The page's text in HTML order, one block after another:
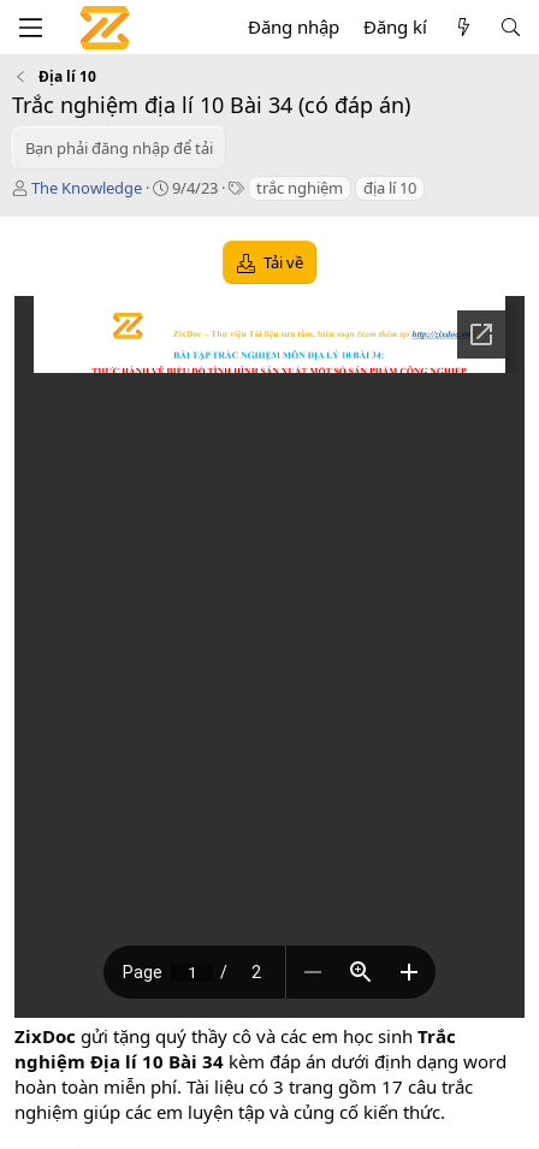
Đăng nhập Đăng kí
Địa lí 10
Trắc nghiệm địa lí 10 Bài 34 (có đáp án)
Bạn phải đăng nhập để tải
T
ả
The Knowledge
C
n
d
9/4/23
T
s
trắc nghiệm địa lí 10
Tải về
ZixDoc gửi tặng quý thầy cô và các em học sinh Trắc
nghiệm Địa lí 10 Bài 34 kèm đáp án dưới định dạng word
hoàn toàn miễn phí. Tài liệu có 3 trang gồm 17 câu trắc
nghiệm giúp các em luyện tập và củng cố kiến thức.